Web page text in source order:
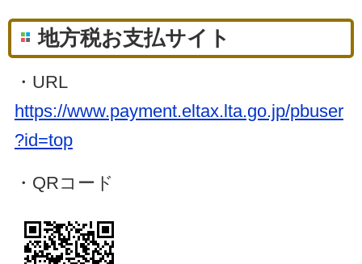
地方税お支払サイト
・URL
https://www.payment.eltax.lta.go.jp/pbuser
?id=top
・QRコード